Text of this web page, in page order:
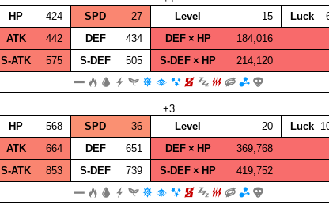
HP
424 SPD 27 Level 15 Luck
ATK
442 DEF 434 DEF × HP
184,016
S‑ATK
575 S‑DEF 505 S‑DEF × HP 214,120
+3
HP
568 SPD 36 Level 20 Luck
ATK
664 DEF 651 DEF × HP
369,768
S‑ATK
853 S‑DEF 739 S‑DEF × HP 419,752